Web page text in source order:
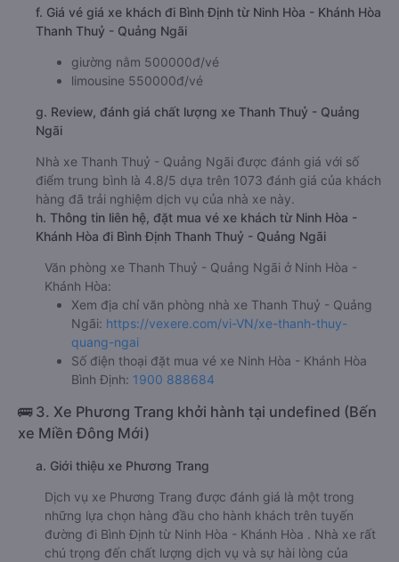
f. Giá vé giá xe khách đi Bình Định từ Ninh Hòa - Khánh Hòa
Thanh Thuỷ - Quảng Ngãi
giường nằm 500000đ/vé
limousine 550000đ/vé
g. Review, đánh giá chất lượng xe Thanh Thuỷ - Quảng
Ngãi
Nhà xe Thanh Thuỷ - Quảng Ngãi được đánh giá với số
điểm trung bình là 4.8/5 dựa trên 1073 đánh giá của khách
hàng đã trải nghiệm dịch vụ của nhà xe này.
h. Thông tin liên hệ, đặt mua vé xe khách từ Ninh Hòa -
Khánh Hòa đi Bình Định Thanh Thuỷ - Quảng Ngãi
Văn phòng xe Thanh Thuỷ - Quảng Ngãi ở Ninh Hòa -
Khánh Hòa:
Xem địa chỉ văn phòng nhà xe Thanh Thuỷ - Quảng
Ngãi: https://vexere.com/vi-VN/xe-thanh-thuy-
quang-ngai
Số điện thoại đặt mua vé xe Ninh Hòa - Khánh Hòa
Bình Định: 1900 888684
🚌 3. Xe Phương Trang khởi hành tại undefined (Bến
xe Miền Đông Mới)
a. Giới thiệu xe Phương Trang
Dịch vụ xe Phương Trang được đánh giá là một trong
những lựa chọn hàng đầu cho hành khách trên tuyến
đường đi Bình Định từ Ninh Hòa - Khánh Hòa . Nhà xe rất
chú trọng đến chất lượng dịch vụ và sự hài lòng của